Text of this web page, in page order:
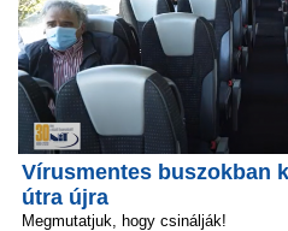
Vírusmentes buszokban
útra újra
Megmutatjuk, hogy csinálják!